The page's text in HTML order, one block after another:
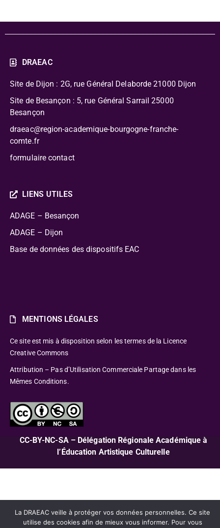
DRAEAC
Site de Dijon : 2G, rue Général Delaborde 21000 Dijon
Site de Besançon : 5, rue Général Sarrail 25000
Besançon
draeac@region-academique-bourgogne-franche-
comte.fr
formulaire contact
LIENS UTILES
ADAGE – Besançon
ADAGE – Dijon
Base de données des dispositifs EAC
MENTIONS LÉGALES
Ce site est mis à disposition selon les termes de la Licence
Creative Commons
Attribution – Pas d’Utilisation Commerciale Partage dans les
Mêmes Conditions.
CC-BY-NC-SA – Délégation Régionale Académique à
l’Éducation Artistique Culturelle
La DRAEAC veille à protéger vos données personnelles. Ce site
utilise des cookies afin de mieux vous informer. Pour vous